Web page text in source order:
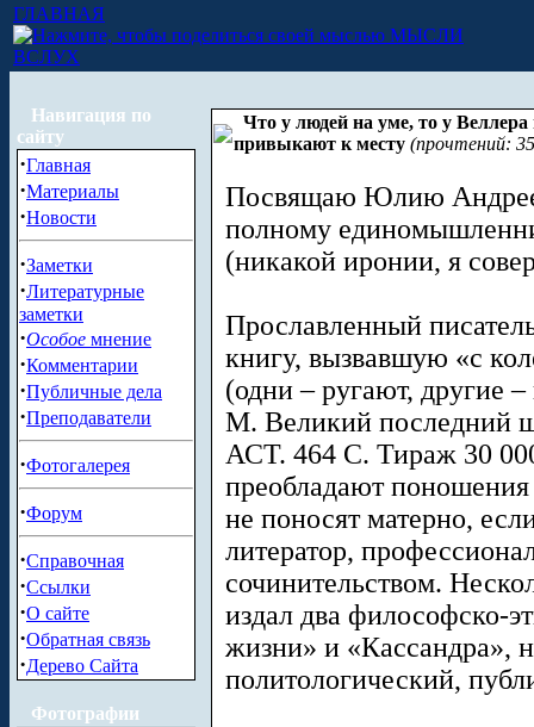
ГЛАВНАЯ
МЫСЛИ
ВСЛУХ
Навигация по
сайту
·Главная
·Материалы
·Новости
·Заметки
·Литературные
заметки
·Особое мнение
·Комментарии
·Публичные дела
·Преподаватели
·Фотогалерея
·Форум
·Справочная
·Ссылки
·О сайте
·Обратная связь
·Дерево Сайта
Фотографии
Что у людей на уме, то у
привыкают к месту (прочтений:
Посвящаю Юлию
полному
(никакой иронии, я
Прославленный
книгу, вызвавшую «с
(одни – ругают, другие
М. Великий последний
АСТ. 464 С. Тираж 30
преобладают
не поносят матерно,
литератор,
сочинительством.
издал два философско-
жизни» и «Кассандра»,
политологический,